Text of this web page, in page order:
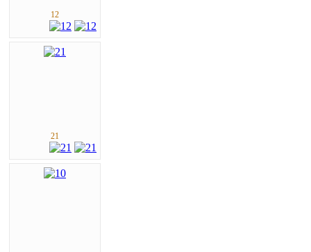
12
21